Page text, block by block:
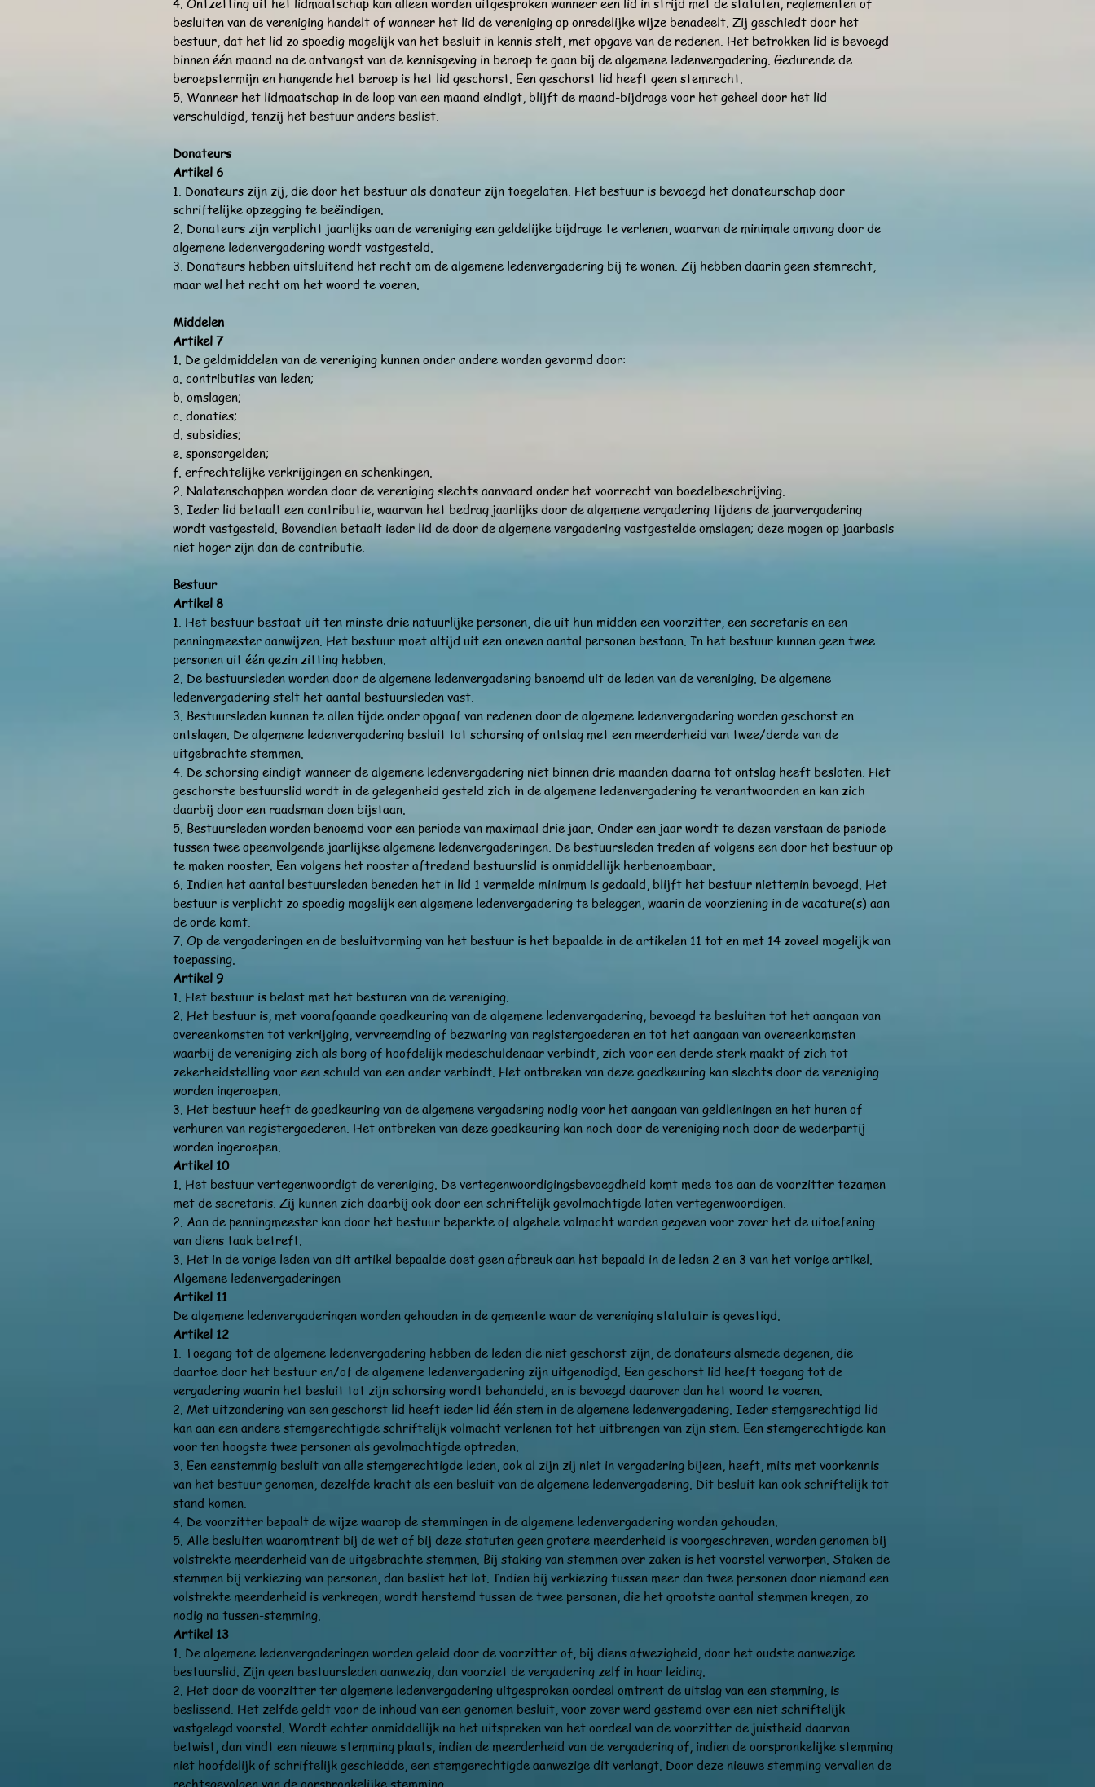
4. Ontzetting uit het lidmaatschap kan alleen worden uitgesproken wanneer een lid in strijd met de statuten, reglementen of
besluiten van de vereniging handelt of wanneer het lid de vereniging op onredelijke wijze benadeelt. Zij geschiedt door het
bestuur, dat het lid zo spoedig mogelijk van het besluit in kennis stelt, met opgave van de redenen. Het betrokken lid is bevoegd
binnen één maand na de ontvangst van de kennisgeving in beroep te gaan bij de algemene ledenvergadering. Gedurende de
beroepstermijn en hangende het beroep is het lid geschorst. Een geschorst lid heeft geen stemrecht.
5. Wanneer het lidmaatschap in de loop van een maand eindigt, blijft de maand-bijdrage voor het geheel door het lid
verschuldigd, tenzij het bestuur anders beslist.
Donateurs
Artikel 6
1. Donateurs zijn zij, die door het bestuur als donateur zijn toegelaten. Het bestuur is bevoegd het donateurschap door
schriftelijke opzegging te beëindigen.
2. Donateurs zijn verplicht jaarlijks aan de vereniging een geldelijke bijdrage te verlenen, waarvan de minimale omvang door de
algemene ledenvergadering wordt vastgesteld.
3. Donateurs hebben uitsluitend het recht om de algemene ledenvergadering bij te wonen. Zij hebben daarin geen stemrecht,
maar wel het recht om het woord te voeren.
Middelen
Artikel 7
1. De geldmiddelen van de vereniging kunnen onder andere worden gevormd door:
a. contributies van leden;
b. omslagen;
c. donaties;
d. subsidies;
e. sponsorgelden;
f. erfrechtelijke verkrijgingen en schenkingen.
2. Nalatenschappen worden door de vereniging slechts aanvaard onder het voorrecht van boedelbeschrijving.
3. Ieder lid betaalt een contributie, waarvan het bedrag jaarlijks door de algemene vergadering tijdens de jaarvergadering
wordt vastgesteld. Bovendien betaalt ieder lid de door de algemene vergadering vastgestelde omslagen; deze mogen op jaarbasis
niet hoger zijn dan de contributie.
Bestuur
Artikel 8
1. Het bestuur bestaat uit ten minste drie natuurlijke personen, die uit hun midden een voorzitter, een secretaris en een
penningmeester aanwijzen. Het bestuur moet altijd uit een oneven aantal personen bestaan. In het bestuur kunnen geen twee
personen uit één gezin zitting hebben.
2. De bestuursleden worden door de algemene ledenvergadering benoemd uit de leden van de vereniging. De algemene
ledenvergadering stelt het aantal bestuursleden vast.
3. Bestuursleden kunnen te allen tijde onder opgaaf van redenen door de algemene ledenvergadering worden geschorst en
ontslagen. De algemene ledenvergadering besluit tot schorsing of ontslag met een meerderheid van twee/derde van de
uitgebrachte stemmen.
4. De schorsing eindigt wanneer de algemene ledenvergadering niet binnen drie maanden daarna tot ontslag heeft besloten. Het
geschorste bestuurslid wordt in de gelegenheid gesteld zich in de algemene ledenvergadering te verantwoorden en kan zich
daarbij door een raadsman doen bijstaan.
5. Bestuursleden worden benoemd voor een periode van maximaal drie jaar. Onder een jaar wordt te dezen verstaan de periode
tussen twee opeenvolgende jaarlijkse algemene ledenvergaderingen. De bestuursleden treden af volgens een door het bestuur op
te maken rooster. Een volgens het rooster aftredend bestuurslid is onmiddellijk herbenoembaar.
6. Indien het aantal bestuursleden beneden het in lid 1 vermelde minimum is gedaald, blijft het bestuur niettemin bevoegd. Het
bestuur is verplicht zo spoedig mogelijk een algemene ledenvergadering te beleggen, waarin de voorziening in de vacature(s) aan
de orde komt.
7. Op de vergaderingen en de besluitvorming van het bestuur is het bepaalde in de artikelen 11 tot en met 14 zoveel mogelijk van
toepassing.
Artikel 9
1. Het bestuur is belast met het besturen van de vereniging.
2. Het bestuur is, met voorafgaande goedkeuring van de algemene ledenvergadering, bevoegd te besluiten tot het aangaan van
overeenkomsten tot verkrijging, vervreemding of bezwaring van registergoederen en tot het aangaan van overeenkomsten
waarbij de vereniging zich als borg of hoofdelijk medeschuldenaar verbindt, zich voor een derde sterk maakt of zich tot
zekerheidstelling voor een schuld van een ander verbindt. Het ontbreken van deze goedkeuring kan slechts door de vereniging
worden ingeroepen.
3. Het bestuur heeft de goedkeuring van de algemene vergadering nodig voor het aangaan van geldleningen en het huren of
verhuren van registergoederen. Het ontbreken van deze goedkeuring kan noch door de vereniging noch door de wederpartij
worden ingeroepen.
Artikel 10
1. Het bestuur vertegenwoordigt de vereniging. De vertegenwoordigingsbevoegdheid komt mede toe aan de voorzitter tezamen
met de secretaris. Zij kunnen zich daarbij ook door een schriftelijk gevolmachtigde laten vertegenwoordigen.
2. Aan de penningmeester kan door het bestuur beperkte of algehele volmacht worden gegeven voor zover het de uitoefening
van diens taak betreft.
3. Het in de vorige leden van dit artikel bepaalde doet geen afbreuk aan het bepaald in de leden 2 en 3 van het vorige artikel.
Algemene ledenvergaderingen
Artikel 11
De algemene ledenvergaderingen worden gehouden in de gemeente waar de vereniging statutair is gevestigd.
Artikel 12
1. Toegang tot de algemene ledenvergadering hebben de leden die niet geschorst zijn, de donateurs alsmede degenen, die
daartoe door het bestuur en/of de algemene ledenvergadering zijn uitgenodigd. Een geschorst lid heeft toegang tot de
vergadering waarin het besluit tot zijn schorsing wordt behandeld, en is bevoegd daarover dan het woord te voeren.
2. Met uitzondering van een geschorst lid heeft ieder lid één stem in de algemene ledenvergadering. Ieder stemgerechtigd lid
kan aan een andere stemgerechtigde schriftelijk volmacht verlenen tot het uitbrengen van zijn stem. Een stemgerechtigde kan
voor ten hoogste twee personen als gevolmachtigde optreden.
3. Een eenstemmig besluit van alle stemgerechtigde leden, ook al zijn zij niet in vergadering bijeen, heeft, mits met voorkennis
van het bestuur genomen, dezelfde kracht als een besluit van de algemene ledenvergadering. Dit besluit kan ook schriftelijk tot
stand komen.
4. De voorzitter bepaalt de wijze waarop de stemmingen in de algemene ledenvergadering worden gehouden.
5. Alle besluiten waaromtrent bij de wet of bij deze statuten geen grotere meerderheid is voorgeschreven, worden genomen bij
volstrekte meerderheid van de uitgebrachte stemmen. Bij staking van stemmen over zaken is het voorstel verworpen. Staken de
stemmen bij verkiezing van personen, dan beslist het lot. Indien bij verkiezing tussen meer dan twee personen door niemand een
volstrekte meerderheid is verkregen, wordt herstemd tussen de twee personen, die het grootste aantal stemmen kregen, zo
nodig na tussen-stemming.
Artikel 13
1. De algemene ledenvergaderingen worden geleid door de voorzitter of, bij diens afwezigheid, door het oudste aanwezige
bestuurslid. Zijn geen bestuursleden aanwezig, dan voorziet de vergadering zelf in haar leiding.
2. Het door de voorzitter ter algemene ledenvergadering uitgesproken oordeel omtrent de uitslag van een stemming, is
beslissend. Het zelfde geldt voor de inhoud van een genomen besluit, voor zover werd gestemd over een niet schriftelijk
vastgelegd voorstel. Wordt echter onmiddellijk na het uitspreken van het oordeel van de voorzitter de juistheid daarvan
betwist, dan vindt een nieuwe stemming plaats, indien de meerderheid van de vergadering of, indien de oorspronkelijke stemming
niet hoofdelijk of schriftelijk geschiedde, een stemgerechtigde aanwezige dit verlangt. Door deze nieuwe stemming vervallen de
rechtsgevolgen van de oorspronkelijke stemming.